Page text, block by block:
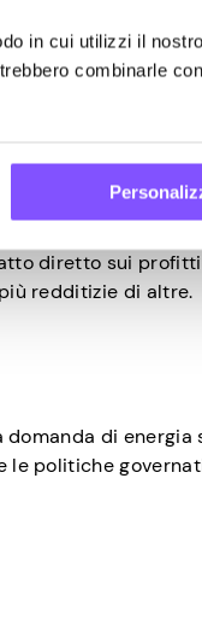
in cui utilizzi il
combinarle
personalizzata
dove spesso
diretto sui
redditizie di altre.
di energia
le politiche